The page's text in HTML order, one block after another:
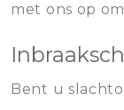
met ons op
Bent u